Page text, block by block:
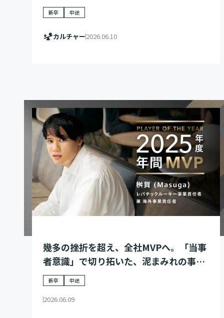
新卒 中途
カルチャー2026.06.10
幾多の挫折を超え、全社MVPへ。「当事
者意識」で切り拓いた、泥まみれの事業
家の歩み
新卒 中途
2026.06.09